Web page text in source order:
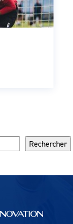
Rechercher